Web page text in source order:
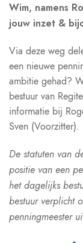
Wim, namens
jouw inzet &
Via deze weg
een nieuwe
ambitie gehad?
bestuur van
informatie bij
Sven (Voorzitter).
De statuten van
positie van een
het dagelijks
bestuur verplicht
penningmeester